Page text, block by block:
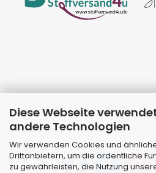
Diese Webseite
andere Technologien
Wir verwenden Cookies und
Drittanbietern, um die ordentliche
zu gewährleisten, die Nutzung